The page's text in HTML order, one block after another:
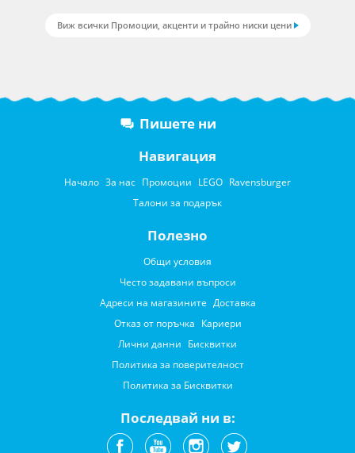
Виж всички Промоции, акценти и трайно ниски цени
Пишете ни
Навигация
Начало За нас Промоции LEGO Ravensburger
Талони за подарък
Полезно
Общи условия
Често задавани въпроси
Адреси на магазините Доставка
Отказ от поръчка Кариери
Лични данни Бисквитки
Политика за поверителност
Политика за Бисквитки
Последвай ни в: